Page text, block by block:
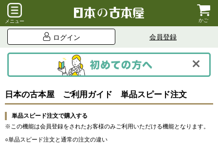
メニュー かご
ログイン 会員登録
日本の古本屋 ご利用ガイド 単品スピード注文
単品スピード注文で購入する
※この機能は会員登録をされたお客様のみご利用いただける機能となります。
○単品スピード注文と通常の注文の違い